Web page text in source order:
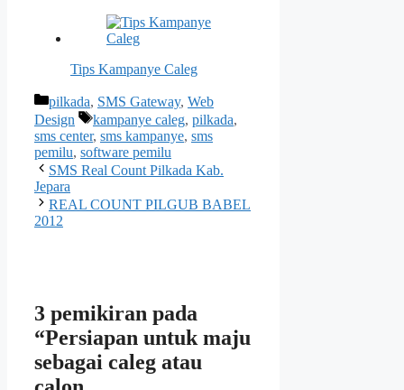
Tips Kampanye Caleg
Kategori
pilkada, SMS Gateway, Web
Design
Tag
kampanye caleg, pilkada,
sms center, sms kampanye, sms
pemilu, software pemilu
SMS Real Count Pilkada Kab.
Jepara
REAL COUNT PILGUB BABEL
2012
3 pemikiran pada
“Persiapan untuk maju
sebagai caleg atau